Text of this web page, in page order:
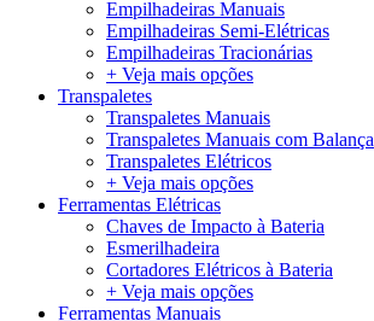
Empilhadeiras Manuais
Empilhadeiras Semi-Elétricas
Empilhadeiras Tracionárias
+ Veja mais opções
Transpaletes
Transpaletes Manuais
Transpaletes Manuais com Balança
Transpaletes Elétricos
+ Veja mais opções
Ferramentas Elétricas
Chaves de Impacto à Bateria
Esmerilhadeira
Cortadores Elétricos à Bateria
+ Veja mais opções
Ferramentas Manuais